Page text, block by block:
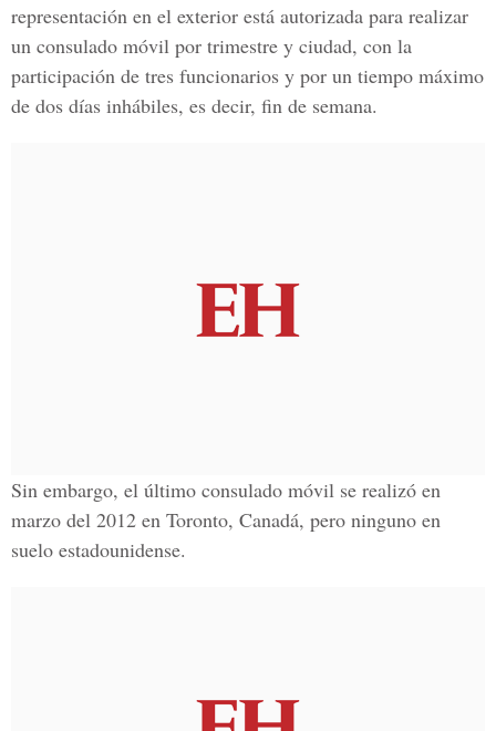
representación en el exterior está autorizada para realizar
un consulado móvil por trimestre y ciudad, con la
participación de tres funcionarios y por un tiempo máximo
de dos días inhábiles, es decir, fin de semana.
Sin embargo, el último consulado móvil se realizó en
marzo del 2012 en Toronto, Canadá, pero ninguno en
suelo estadounidense.